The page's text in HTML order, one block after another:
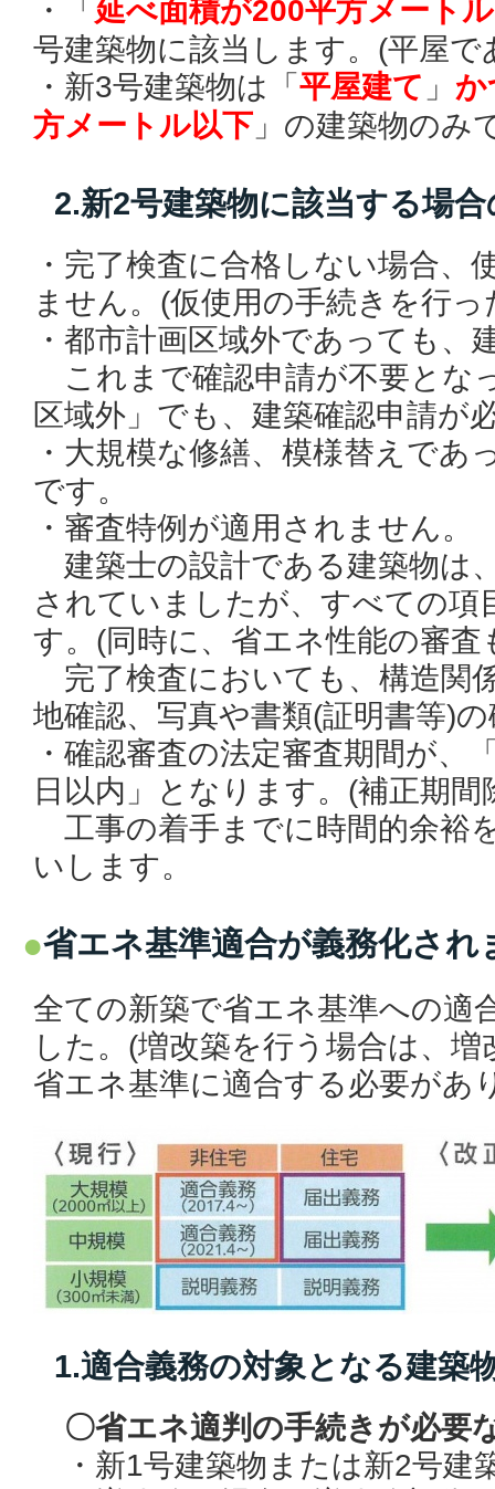
・「 延べ面積が200平方メートル
号建築物に該当します。(平屋で
・新3号建築物は「 平屋建て 」 か
方メートル以下 」の建築物のみ
2.新2号建築物に該当する場合
・完了検査に合格しない場合、
ません。(仮使用の手続きを行
・都市計画区域外であっても、
これまで確認申請が不要とな
区域外」でも、建築確認申請が
・大規模な修繕、模様替えであ
です。
・審査特例が適用されません。
建築士の設計である建築物は
されていましたが、すべての項
す。(同時に、省エネ性能の審査
完了検査においても、構造関
地確認、写真や書類(証明書等)
・確認審査の法定審査期間が、
日以内」となります。(補正期間
工事の着手までに時間的余裕
いします。
省エネ基準適合が義務化され
全ての新築で省エネ基準への適
した。(増改築を行う場合は、
省エネ基準に適合する必要があ
1.適合義務の対象となる建築
〇省エネ適判の手続きが必要
・新1号建築物または新2号建